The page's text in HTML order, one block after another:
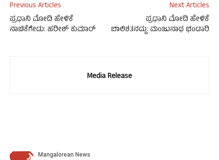
Previous Articles
ಪ್ರಧಾನಿ ಮೋದಿ ಹೇಳಿಕೆ
ನಾಚಿಕೆಗೇಡು: ಹರೀಶ್ ಕುಮಾರ್
Next Articles
ಪ್ರಧಾನಿ ಮೋದಿ ಹೇಳಿಕೆ
ಬಾಲಿಶತನದ್ದು: ಮಂಜುನಾಥ ಭಂಡಾರಿ
Media Release